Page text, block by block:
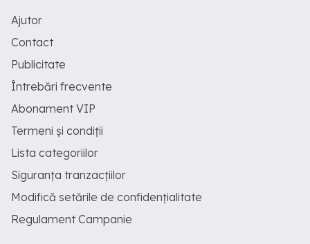
Ajutor
Contact
Publicitate
Întrebări frecvente
Abonament VIP
Termeni și condiții
Lista categoriilor
Siguranța tranzacțiilor
Modifică setările de confidențialitate
Regulament Campanie